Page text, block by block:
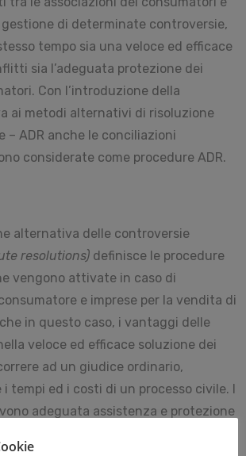
gestione di determinate controversie,
tempo sia una veloce ed efficace
sia l’adeguata protezione dei
Con l’introduzione della
ai metodi alternativi di risoluzione
– ADR anche le conciliazioni
considerate come procedure ADR.
alternativa delle controversie
resolutions) definisce le procedure
vengono attivate in caso di
e imprese per la vendita di
in questo caso, i vantaggi delle
veloce ed efficace soluzione dei
ad un giudice ordinario,
tempi ed i costi di un processo civile. I
adeguata assistenza e protezione